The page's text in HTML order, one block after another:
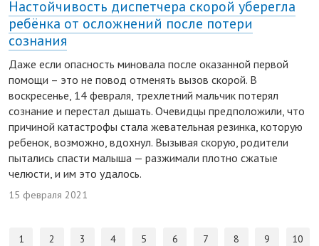
Настойчивость диспетчера скорой уберегла
ребёнка от осложнений после потери
сознания
Даже если опасность миновала после оказанной первой
помощи – это не повод отменять вызов скорой. В
воскресенье, 14 февраля, трехлетний мальчик потерял
сознание и перестал дышать. Очевидцы предположили, что
причиной катастрофы стала жевательная резинка, которую
ребенок, возможно, вдохнул. Вызывая скорую, родители
пытались спасти малыша — разжимали плотно сжатые
челюсти, и им это удалось.
15 февраля 2021
1 2 3 4 5 6 7 8 9 10